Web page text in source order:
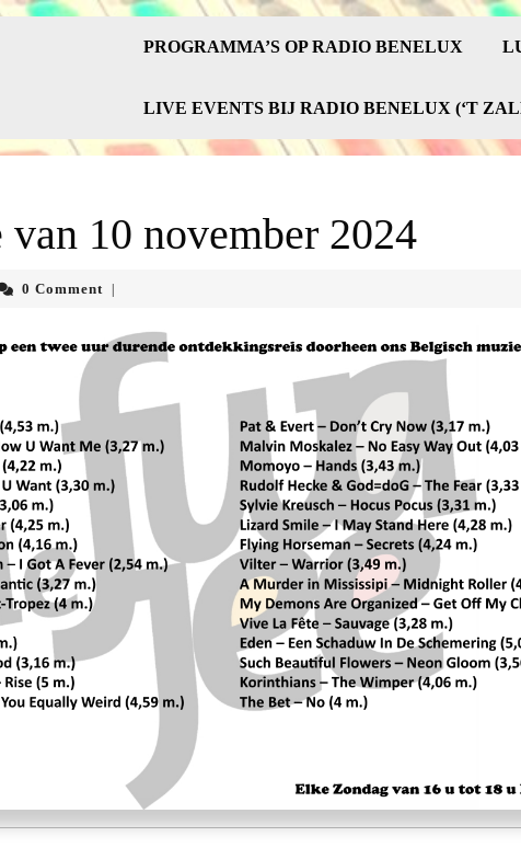
PROGRAMMA’S OP RADIO BENELUX
LIVE EVENTS BIJ RADIO BENELUX (‘T
van 10 november 2024
0 Comment